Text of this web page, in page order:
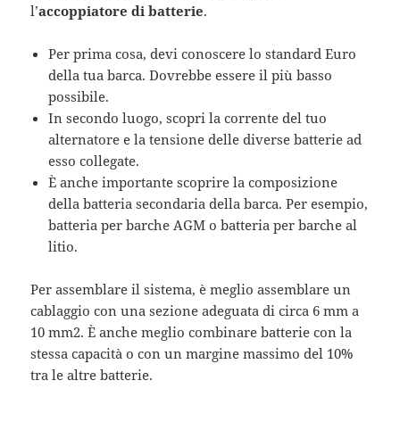
l’accoppiatore di batterie.
Per prima cosa, devi conoscere lo standard Euro
della tua barca. Dovrebbe essere il più basso
possibile.
In secondo luogo, scopri la corrente del tuo
alternatore e la tensione delle diverse batterie ad
esso collegate.
È anche importante scoprire la composizione
della batteria secondaria della barca. Per esempio,
batteria per barche AGM o batteria per barche al
litio.
Per assemblare il sistema, è meglio assemblare un
cablaggio con una sezione adeguata di circa 6 mm a
10 mm2. È anche meglio combinare batterie con la
stessa capacità o con un margine massimo del 10%
tra le altre batterie.